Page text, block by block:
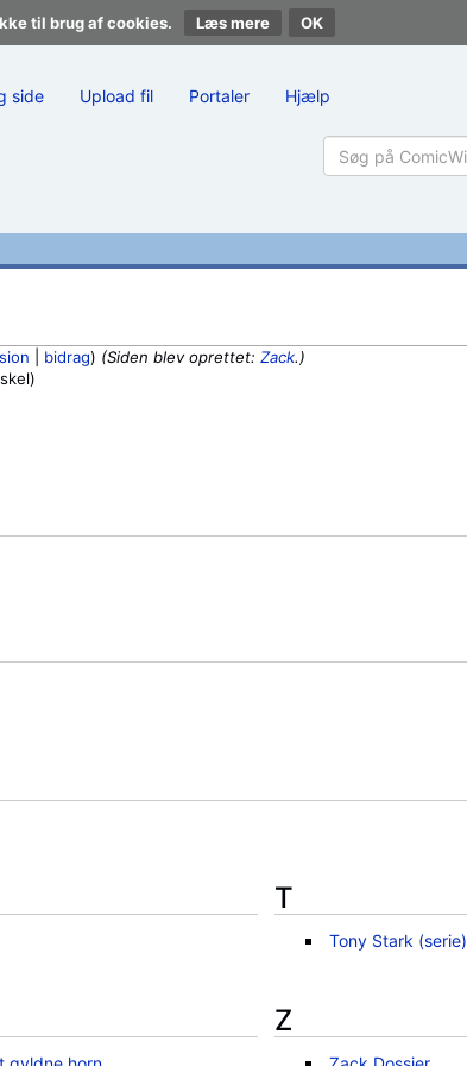
til brug af cookies. Læs mere
side Upload fil Portaler Hjælp
bidrag) (Siden blev oprettet: Zack.)
T
Tony Stark (serie)
Z